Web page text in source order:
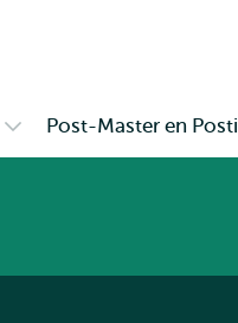
Post-Master en